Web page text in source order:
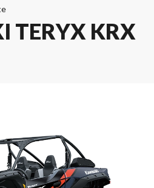
TERYX KRX